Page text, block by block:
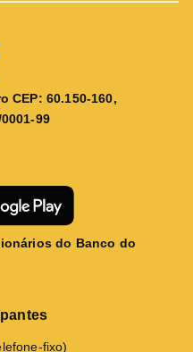
CEP: 60.150-160,
99
do Banco do
fixo)